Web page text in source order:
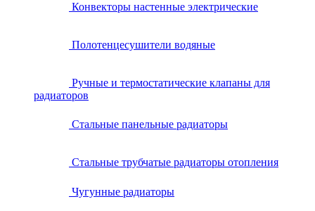
Конвекторы настенные электрические
Полотенцесушители водяные
Ручные и термостатические клапаны для
радиаторов
Стальные панельные радиаторы
Стальные трубчатые радиаторы отопления
Чугунные радиаторы